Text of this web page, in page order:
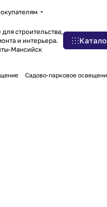
для строительства,
и интерьера.
Мансийск
Садово-парковое